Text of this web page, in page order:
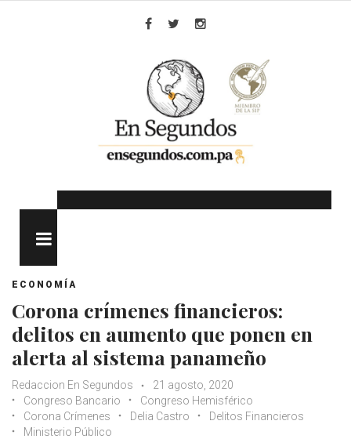
ECONOMÍA
Corona crímenes financieros:
delitos en aumento que ponen en
alerta al sistema panameño
Redaccion En Segundos
21 agosto, 2020
Congreso Bancario
Congreso Hemisférico
Corona Crímenes
Delia Castro
Delitos Financieros
Ministerio Público